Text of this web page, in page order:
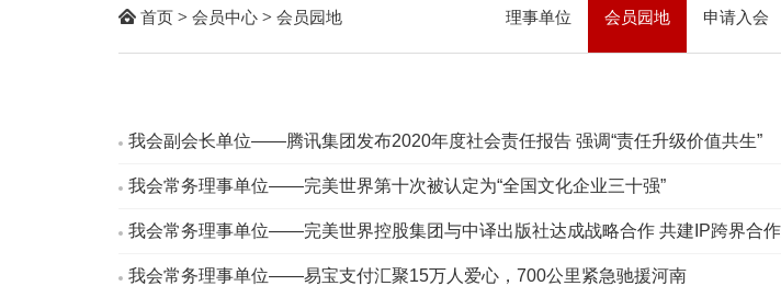
 首页 >会员中心 >会员园地 理事单位 会员园地 申请入会
我会副会长单位——腾讯集团发布2020年度社会责任报告 强调“责任升级价值共生”
我会常务理事单位——完美世界第十次被认定为“全国文化企业三十强”
我会常务理事单位——完美世界控股集团与中译出版社达成战略合作 共建IP跨界合
我会常务理事单位——易宝支付汇聚15万人爱心，700公里紧急驰援河南